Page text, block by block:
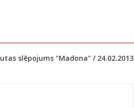
slēpojums "Madona" / 24.02.2013